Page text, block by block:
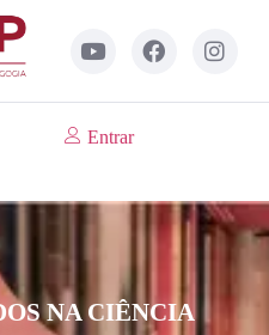
Entrar
NA CIÊNCIA